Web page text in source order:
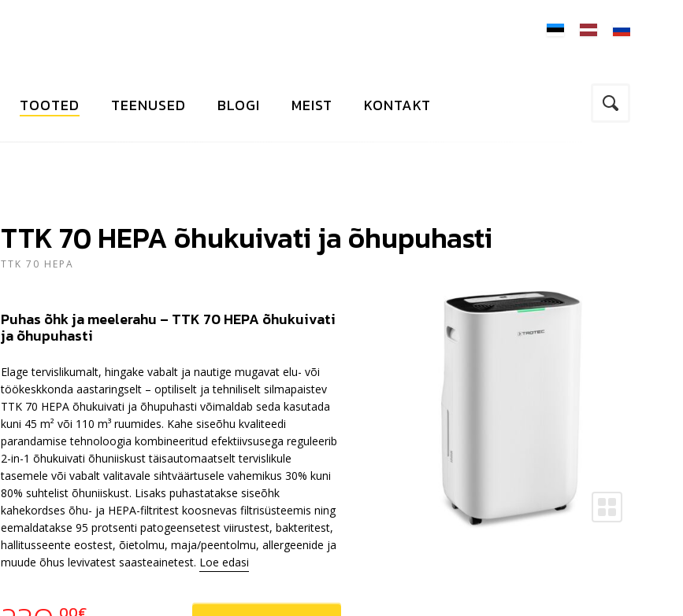
TOOTED TEENUSED BLOGI MEIST KONTAKT
TTK 70 HEPA õhukuivati ​​ja õhupuhasti
TTK 70 HEPA
Puhas õhk ja meelerahu – TTK 70 HEPA õhukuivati
ja õhupuhasti
Elage tervislikumalt, hingake vabalt ja nautige mugavat elu- või
töökeskkonda aastaringselt – optiliselt ja tehniliselt silmapaistev
TTK 70 HEPA õhukuivati ja õhupuhasti ​​võimaldab seda kasutada
kuni 45 m² või 110 m³ ruumides. Kahe siseõhu kvaliteedi
parandamise tehnoloogia kombineeritud efektiivsusega reguleerib
2-in-1 õhukuivati ​​õhuniiskust täisautomaatselt tervislikule
tasemele või vabalt valitavale sihtväärtusele vahemikus 30% kuni
80% suhtelist õhuniiskust. Lisaks puhastatakse siseõhk
kahekordses õhu- ja HEPA-filtritest koosnevas filtrisüsteemis ning
eemaldatakse 95 protsenti patogeensetest viirustest, bakteritest,
hallitusseente eostest, õietolmu, maja/peentolmu, allergeenide ja
muude õhus levivatest saasteainetest. Loe edasi